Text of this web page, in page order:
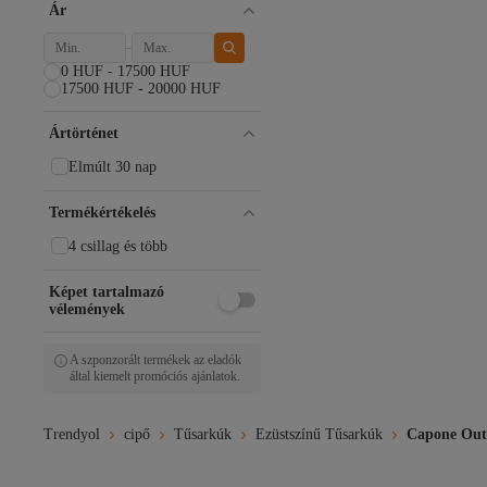
Ár
0 HUF - 17500 HUF
17500 HUF - 20000 HUF
Ártörténet
Elmúlt 30 nap
Termékértékelés
4 csillag és több
Képet tartalmazó
vélemények
A szponzorált termékek az eladók
által kiemelt promóciós ajánlatok.
Trendyol cipő Tűsarkúk Ezüstszínű Tűsarkúk Capone